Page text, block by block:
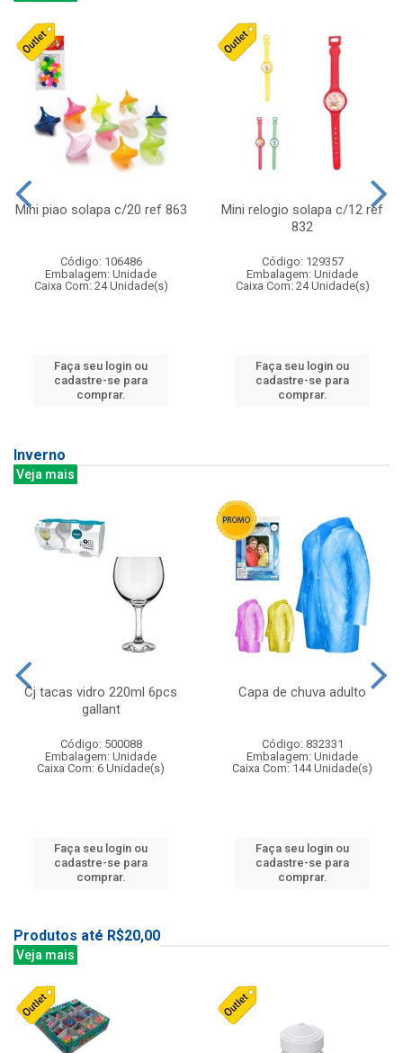
Mini piao solapa c/20 ref 863
Código: 106486
Embalagem: Unidade
Caixa Com: 24 Unidade(s)
Faça seu login ou
cadastre-se para
comprar.
Mini relogio solapa c/12 ref
832
Código: 129357
Embalagem: Unidade
Caixa Com: 24 Unidade(s)
Faça seu login ou
cadastre-se para
comprar.
Inverno
Veja mais
Cj tacas vidro 220ml 6pcs
gallant
Código: 500088
Embalagem: Unidade
Caixa Com: 6 Unidade(s)
Faça seu login ou
cadastre-se para
comprar.
Capa de chuva adulto
Código: 832331
Embalagem: Unidade
Caixa Com: 144 Unidade(s)
Faça seu login ou
cadastre-se para
comprar.
Produtos até R$20,00
Veja mais